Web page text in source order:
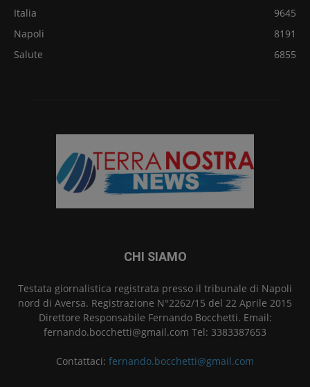
Italia
9645
Napoli
8191
Salute
6855
CHI SIAMO
Testata giornalistica registrata presso il tribunale di Napoli
nord di Aversa. Registrazione N°2262/15 del 22 Aprile 2015
Direttore Responsabile Fernando Bocchetti. Email:
fernando.bocchetti@gmail.com Tel: 3383387653
Contattaci: fernando.bocchetti@gmail.com